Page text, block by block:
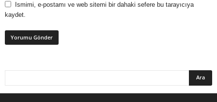
Ismimi, e-postamı ve web sitemi bir dahaki sefere bu tarayıcıya
kaydet.